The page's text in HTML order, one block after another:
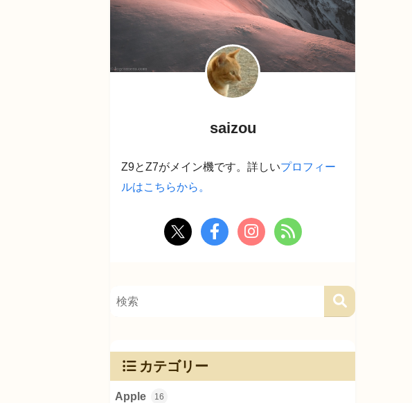
saizou
Z9とZ7がメイン機です。詳しいプロフィー
ルはこちらから。
カテゴリー
Apple 16